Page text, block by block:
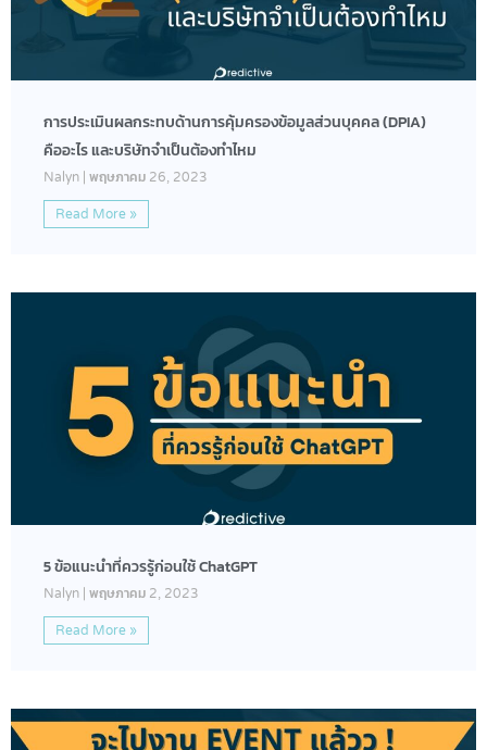
การประเมินผลกระทบด้านการคุ้มครองข้อมูลส่วนบุคคล (DPIA)
คืออะไร และบริษัทจำเป็นต้องทำไหม
Nalyn พฤษภาคม 26, 2023
Read More »
5 ข้อแนะนำที่ควรรู้ก่อนใช้ ChatGPT
Nalyn พฤษภาคม 2, 2023
Read More »